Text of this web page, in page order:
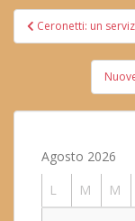
articoli
Ceronetti: un
Agosto 2026
L
M M